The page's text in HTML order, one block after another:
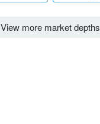
View more market depths